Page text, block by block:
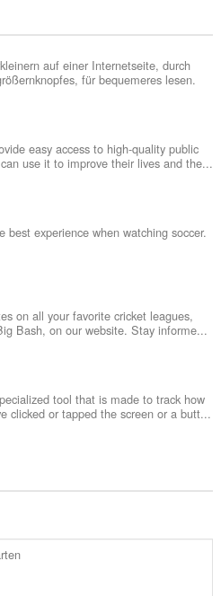
auf einer Internetseite, durch
für bequemeres lesen.
easy access to high-quality public
use it to improve their lives and the...
best experience when watching soccer.
on all your favorite cricket leagues,
Bash, on our website. Stay informe...
tool that is made to track how
clicked or tapped the screen or a butt...